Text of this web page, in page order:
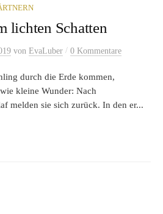
lichten Schatten
von EvaLuber / 0 Kommentare
durch die Erde kommen,
kleine Wunder: Nach
melden sie sich zurück. In den er...